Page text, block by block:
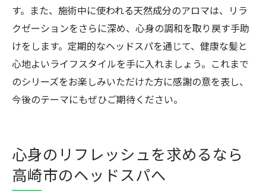
す。また、施術中に使われる天然成分のアロマは、リラ
クゼーションをさらに深め、心身の調和を取り戻す手助
けをします。定期的なヘッドスパを通じて、健康な髪と
心地よいライフスタイルを手に入れましょう。これまで
のシリーズをお楽しみいただけた方に感謝の意を表し、
今後のテーマにもぜひご期待ください。
心身のリフレッシュを求めるなら
高崎市のヘッドスパへ